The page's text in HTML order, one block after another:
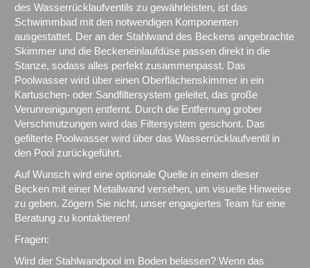
des Wasserrücklaufventils zu gewährleisten, ist das
Schwimmbad mit den notwendigen Komponenten
ausgestattet. Der an der Stahlwand des Beckens angebrachte
Skimmer und die Beckeneinlaufdüse passen direkt in die
Stanze, sodass alles perfekt zusammenpasst. Das
Poolwasser wird über einen Oberflächenskimmer in ein
Kartuschen- oder Sandfiltersystem geleitet, das große
Verunreinigungen entfernt. Durch die Entfernung grober
Verschmutzungen wird das Filtersystem geschont. Das
gefilterte Poolwasser wird über das Wasserrücklaufventil in
den Pool zurückgeführt.
Auf Wunsch wird eine optionale Quelle in einem dieser
Becken mit einer Metallwand versehen, um visuelle Hinweise
zu geben. Zögern Sie nicht, unser engagiertes Team für eine
Beratung zu kontaktieren!
Fragen:
Wird der Stahlwandpool im Boden belassen? Wenn das